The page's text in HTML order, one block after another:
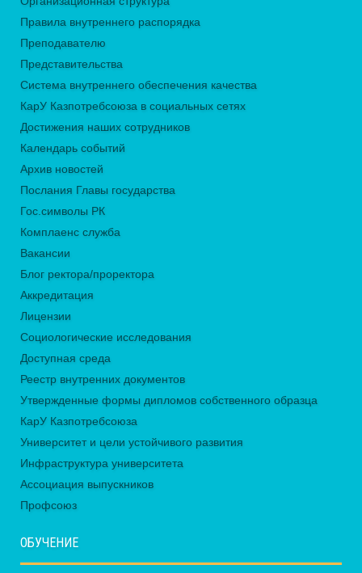
Правила внутреннего распорядка
Преподавателю
Представительства
Система внутреннего обеспечения качества
КарУ Казпотребсоюза в социальных сетях
Достижения наших сотрудников
Календарь событий
Архив новостей
Послания Главы государства
Гос.символы РК
Комплаенс служба
Вакансии
Блог ректора/проректора
Аккредитация
Лицензии
Социологические исследования
Доступная среда
Реестр внутренних документов
Утвержденные формы дипломов собственного образца
КарУ Казпотребсоюза
Университет и цели устойчивого развития
Инфраструктура университета
Ассоциация выпускников
Профсоюз
ОБУЧЕНИЕ